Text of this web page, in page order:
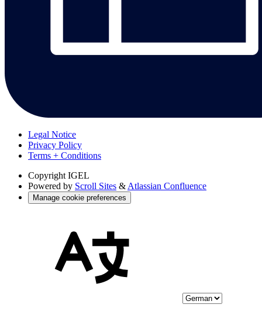
Legal Notice
Privacy Policy
Terms + Conditions
Copyright IGEL
Powered by Scroll Sites &Atlassian Confluence
Manage cookie preferences